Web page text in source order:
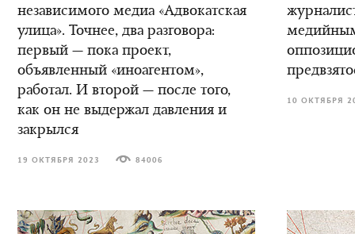
независимого медиа «Адвокатская
улица». Точнее, два разговора:
первый — пока проект,
объявленный «иноагентом»,
работал. И второй — после того,
как он не выдержал давления и
закрылся
19 ОКТЯБРЯ 2023 84006
10 ОКТЯБРЯ